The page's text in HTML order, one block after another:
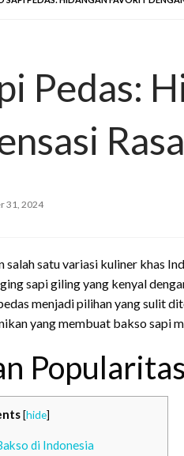
Pedas:
31, 2024
salah satu variasi kuliner khas
sapi giling yang kenyal
menjadi pilihan yang sulit
yang membuat bakso sapi
[hide]
di Indonesia